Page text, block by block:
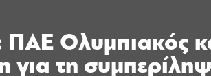
ΠΑΕ Ολυμπιακός
για τη